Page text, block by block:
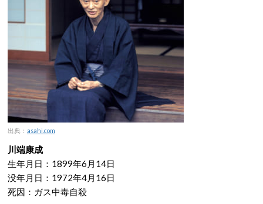
出典： asahi.com
川端康成
生年月日：1899年6月14日
没年月日：1972年4月16日
死因：ガス中毒自殺